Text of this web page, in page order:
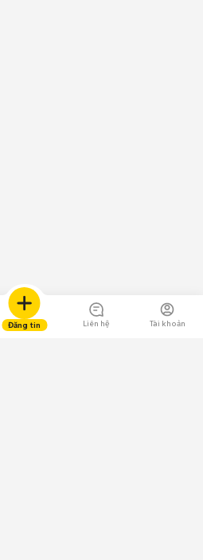
Đăng tin Liên hệ Tài khoản